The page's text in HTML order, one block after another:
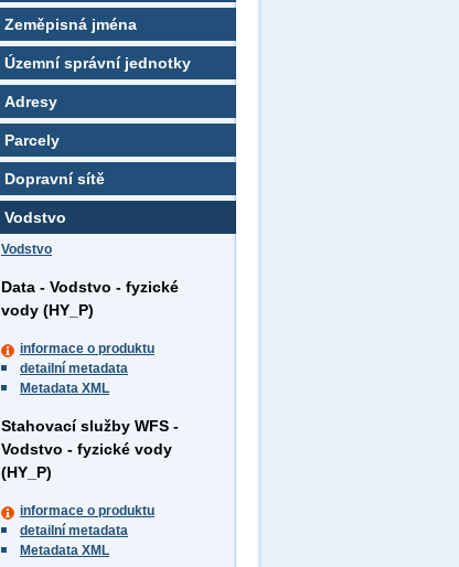
Zeměpisná jména
Územní správní jednotky
Adresy
Parcely
Dopravní sítě
Vodstvo
Vodstvo
Data - Vodstvo - fyzické
vody (HY_P)
informace o produktu
detailní metadata
Metadata XML
Stahovací služby WFS -
Vodstvo - fyzické vody
(HY_P)
informace o produktu
detailní metadata
Metadata XML